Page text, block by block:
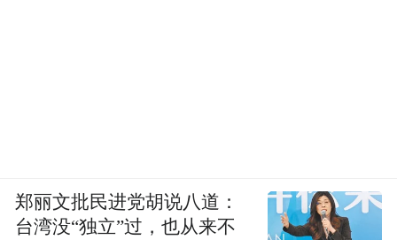
郑丽文批民进党胡说八道：
台湾没“独立”过，也从来不